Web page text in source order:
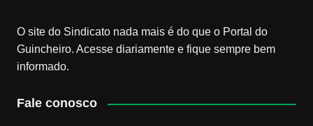
O site do Sindicato nada mais é do que o Portal do
Guincheiro. Acesse diariamente e fique sempre bem
informado.
Fale conosco